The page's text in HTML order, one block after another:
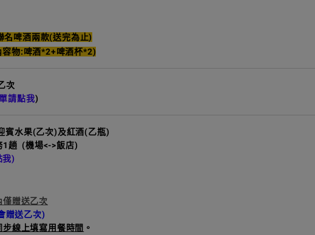
名啤酒兩款(送完為止)
容物:啤酒*2+啤酒杯*2)
次
請點我)
賓水果(乙次)及紅酒(乙瓶)
1趟 (機場<->飯店)
我)
僅贈送乙次
贈送乙次)
步線上填寫用餐時間 。